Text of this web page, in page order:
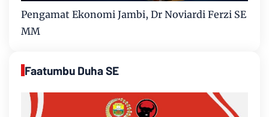
Pengamat Ekonomi Jambi, Dr Noviardi Ferzi SE
MM
Faatumbu Duha SE